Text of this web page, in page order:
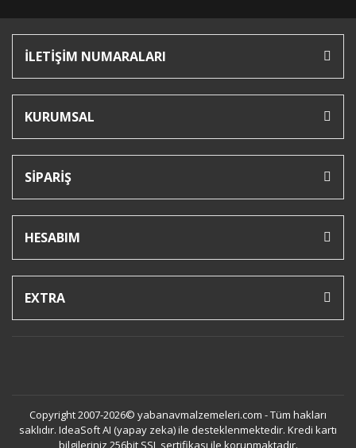
İLETİŞİM NUMARALARI
KURUMSAL
SİPARİŞ
HESABIM
EXTRA
Copyright 2007-2026© yabanavmalzemeleri.com - Tüm hakları
saklıdır. IdeaSoft AI (yapay zeka) ile desteklenmektedir. Kredi kartı
bilgileriniz 256bit SSL sertifikası ile korunmaktadır.